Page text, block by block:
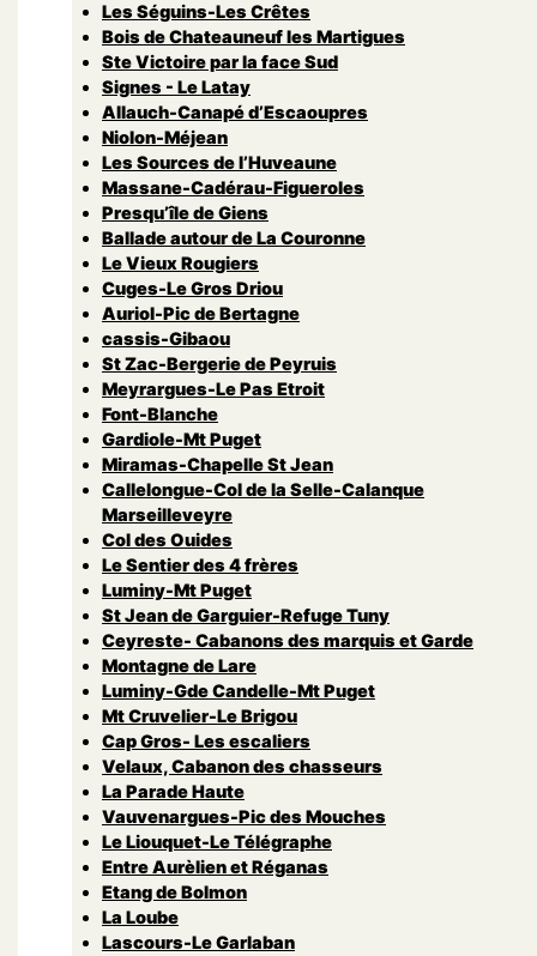
Les Séguins-Les Crêtes
Bois de Chateauneuf les Martigues
Ste Victoire par la face Sud
Signes - Le Latay
Allauch-Canapé d’Escaoupres
Niolon-Méjean
Les Sources de l’Huveaune
Massane-Cadérau-Figueroles
Presqu’île de Giens
Ballade autour de La Couronne
Le Vieux Rougiers
Cuges-Le Gros Driou
Auriol-Pic de Bertagne
cassis-Gibaou
St Zac-Bergerie de Peyruis
Meyrargues-Le Pas Etroit
Font-Blanche
Gardiole-Mt Puget
Miramas-Chapelle St Jean
Callelongue-Col de la Selle-Calanque
Marseilleveyre
Col des Ouides
Le Sentier des 4 frères
Luminy-Mt Puget
St Jean de Garguier-Refuge Tuny
Ceyreste- Cabanons des marquis et Garde
Montagne de Lare
Luminy-Gde Candelle-Mt Puget
Mt Cruvelier-Le Brigou
Cap Gros- Les escaliers
Velaux, Cabanon des chasseurs
La Parade Haute
Vauvenargues-Pic des Mouches
Le Liouquet-Le Télégraphe
Entre Aurèlien et Réganas
Etang de Bolmon
La Loube
Lascours-Le Garlaban